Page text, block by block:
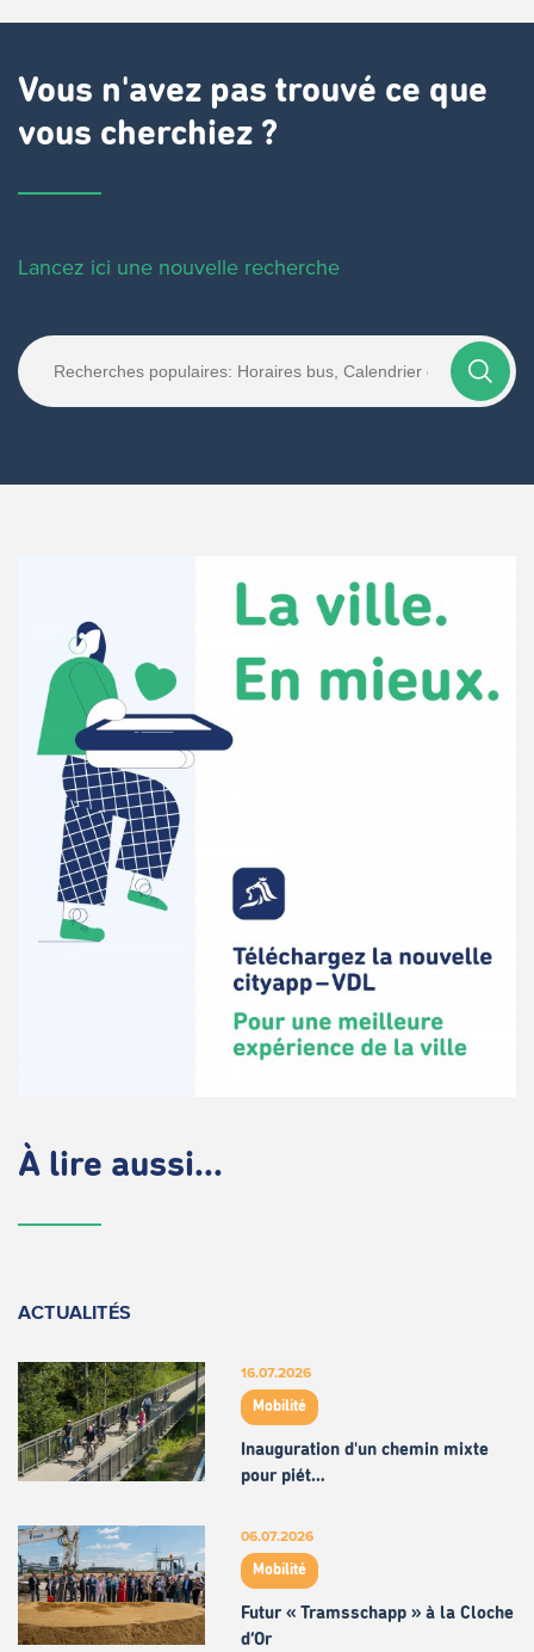
Vous n'avez pas trouvé ce que
vous cherchiez ?
Lancez ici une nouvelle recherche
À lire aussi...
ACTUALITÉS
16.07.2026
Mobilité
Inauguration d'un chemin mixte
pour piét…
06.07.2026
Mobilité
Futur « Tramsschapp » à la Cloche
d’Or